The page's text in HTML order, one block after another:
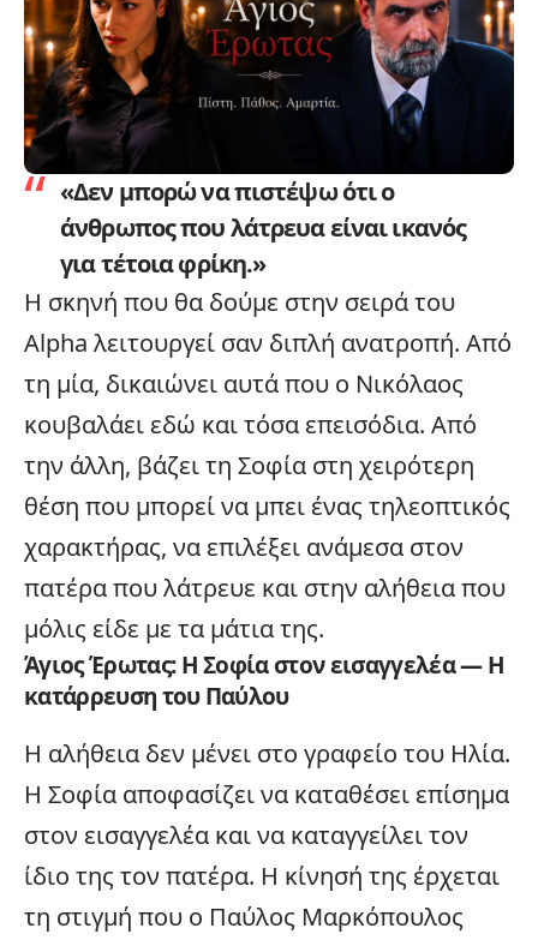
«Δεν μπορώ να πιστέψω ότι ο
άνθρωπος που λάτρευα είναι ικανός
για τέτοια φρίκη.»
Η σκηνή που θα δούμε στην σειρά του
Alpha λειτουργεί σαν διπλή ανατροπή. Από
τη μία, δικαιώνει αυτά που ο Νικόλαος
κουβαλάει εδώ και τόσα επεισόδια. Από
την άλλη, βάζει τη Σοφία στη χειρότερη
θέση που μπορεί να μπει ένας τηλεοπτικός
χαρακτήρας, να επιλέξει ανάμεσα στον
πατέρα που λάτρευε και στην αλήθεια που
μόλις είδε με τα μάτια της.
Άγιος Έρωτας: Η Σοφία στον εισαγγελέα — Η
κατάρρευση του Παύλου
Η αλήθεια δεν μένει στο γραφείο του Ηλία.
Η Σοφία αποφασίζει να καταθέσει επίσημα
στον εισαγγελέα και να καταγγείλει τον
ίδιο της τον πατέρα. Η κίνησή της έρχεται
τη στιγμή που ο Παύλος Μαρκόπουλος